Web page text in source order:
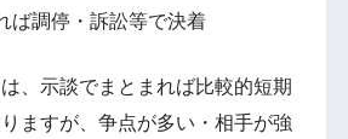
ば調停・訴訟等で決着
、示談でまとまれば比較的短期
ますが、争点が多い・相手が強